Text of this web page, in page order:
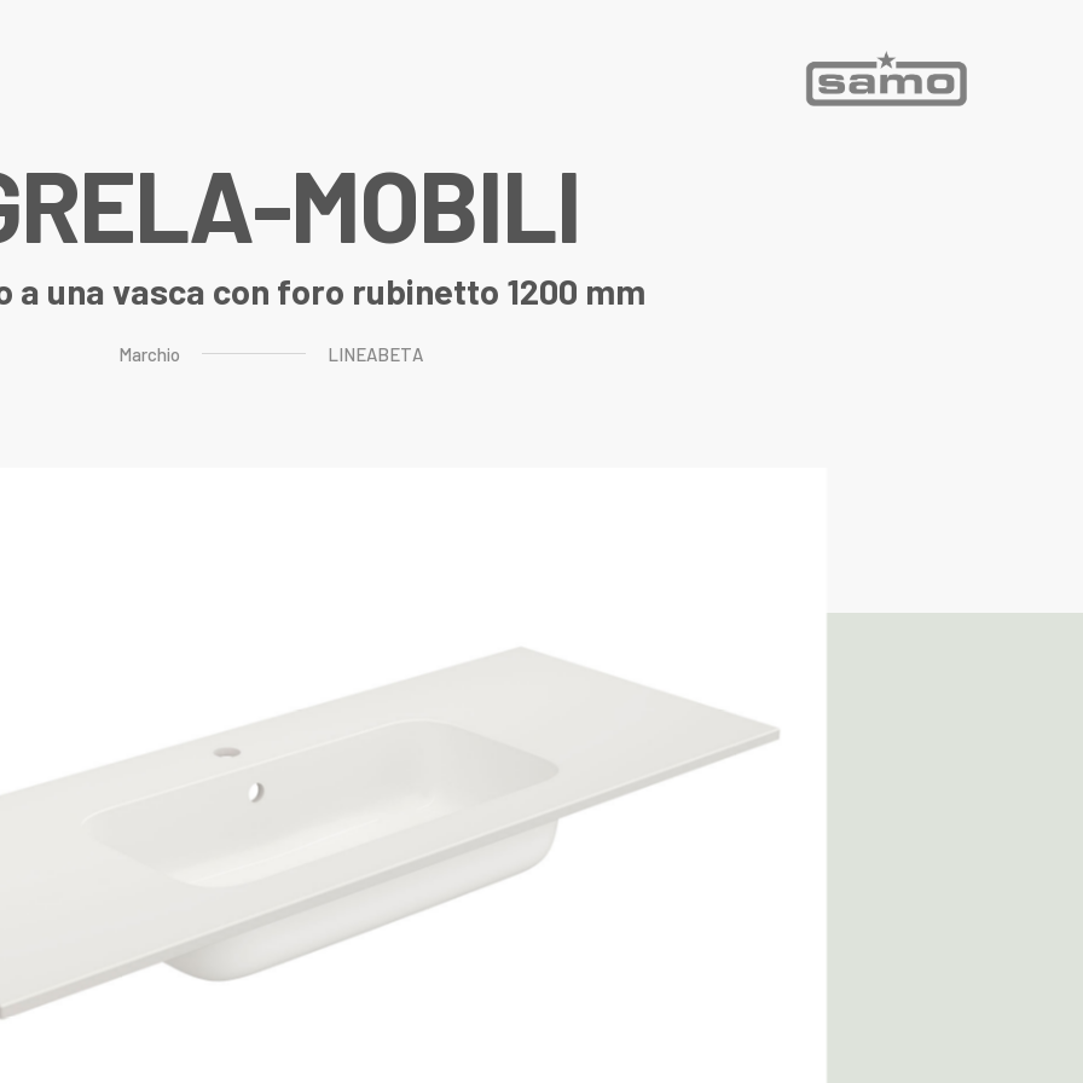
RELA-MOBILI
a una vasca con foro rubinetto 1200 mm
Marchio LINEABETA